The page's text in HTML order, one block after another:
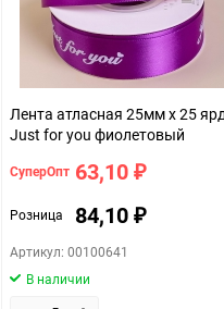
25мм*25ярд
43d02c9d-
Лента атласная 25мм х 25 ярд
Just for you фиолетовый
СуперОпт 63,10 ₽
Розница 84,10 ₽
Артикул: 00100641
В наличии